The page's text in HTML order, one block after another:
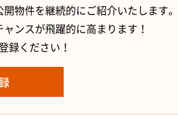
物件を継続的にご紹介いたします。
ンスが飛躍的に高まります！
録ください！